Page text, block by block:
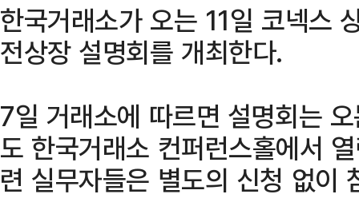
한국거래소가 오는 11일 코넥스
전상장 설명회를 개최한다.
7일 거래소에 따르면 설명회는
도 한국거래소 컨퍼런스홀에서
련 실무자들은 별도의 신청 없이